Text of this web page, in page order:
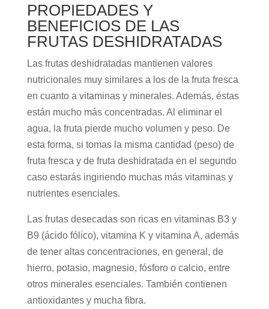
PROPIEDADES Y
BENEFICIOS DE LAS
FRUTAS DESHIDRATADAS
Las frutas deshidratadas mantienen valores
nutricionales muy similares a los de la fruta fresca
en cuanto a vitaminas y minerales. Además, éstas
están mucho más concentradas. Al eliminar el
agua, la fruta pierde mucho volumen y peso. De
esta forma, si tomas la misma cantidad (peso) de
fruta fresca y de fruta deshidratada en el segundo
caso estarás ingiriendo muchas más vitaminas y
nutrientes esenciales.
Las frutas desecadas son ricas en vitaminas B3 y
B9 (ácido fólico), vitamina K y vitamina A, además
de tener altas concentraciones, en general, de
hierro, potasio, magnesio, fósforo o calcio, entre
otros minerales esenciales. También contienen
antioxidantes y mucha fibra.